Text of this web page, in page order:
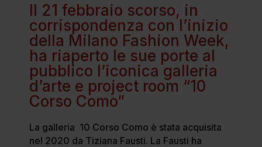
Il 21 febbraio scorso, in
corrispondenza con l’inizio
della Milano Fashion Week,
ha riaperto le sue porte al
pubblico l’iconica galleria
d’arte e project room “10
Corso Como”
La galleria 10 Corso Como è stata acquisita
nel 2020 da Tiziana Fausti. La Fausti ha